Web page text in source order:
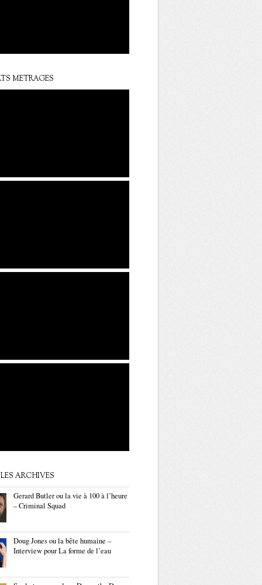
METRAGES
ARCHIVES
Gerard Butler ou la vie à 100 à l’heure
– Criminal Squad
Doug Jones ou la bête humaine –
Interview pour La forme de l’eau